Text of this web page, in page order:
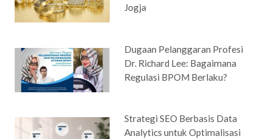
Jogja
Dugaan Pelanggaran Profesi
Dr. Richard Lee: Bagaimana
Regulasi BPOM Berlaku?
Strategi SEO Berbasis Data
Analytics untuk Optimalisasi